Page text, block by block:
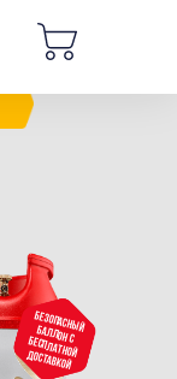
БЕЗОПАСНЫЙ БАЛЛОН С БЕСПЛАТНОЙ ДОСТАВКОЙ